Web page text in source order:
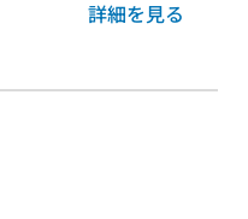
詳細を見る